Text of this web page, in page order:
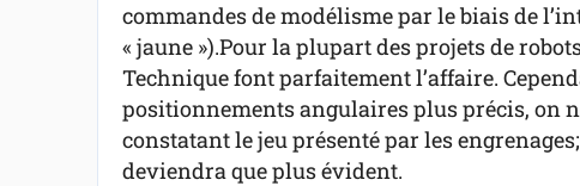
commandes de modélisme par le biais de
« jaune »).Pour la plupart des projets de
Technique font parfaitement l’affaire.
positionnements angulaires plus précis, on
constatant le jeu présenté par les
deviendra que plus évident.